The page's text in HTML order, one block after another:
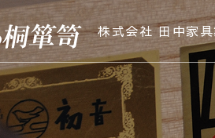
株式会社 田中家